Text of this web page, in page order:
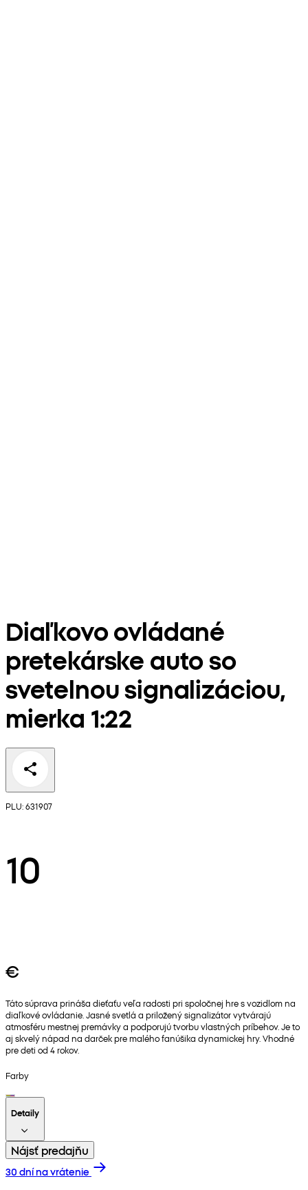
Diaľkovo ovládané
pretekárske auto so
svetelnou signalizáciou,
mierka 1:22
PLU: 631907
10
€
Táto súprava prináša dieťaťu veľa radosti pri spoločnej hre s vozidlom na
diaľkové ovládanie. Jasné svetlá a priložený signalizátor vytvárajú
atmosféru mestnej premávky a podporujú tvorbu vlastných príbehov. Je to
aj skvelý nápad na darček pre malého fanúšika dynamickej hry. Vhodné
pre deti od 4 rokov.
Farby
Detaily
Nájsť predajňu
30 dní na vrátenie